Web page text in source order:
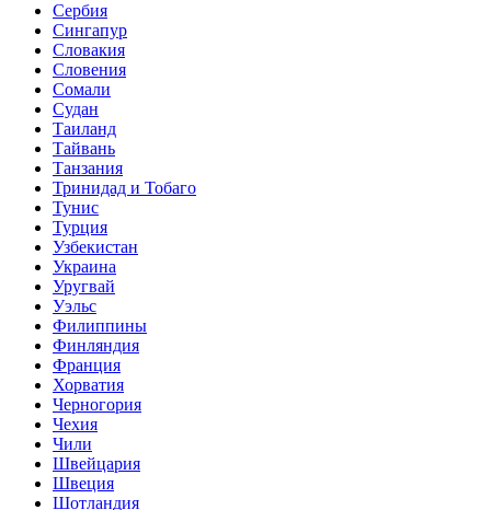
Сербия
Сингапур
Словакия
Словения
Сомали
Судан
Таиланд
Тайвань
Танзания
Тринидад и Тобаго
Тунис
Турция
Узбекистан
Украина
Уругвай
Уэльс
Филиппины
Финляндия
Франция
Хорватия
Черногория
Чехия
Чили
Швейцария
Швеция
Шотландия